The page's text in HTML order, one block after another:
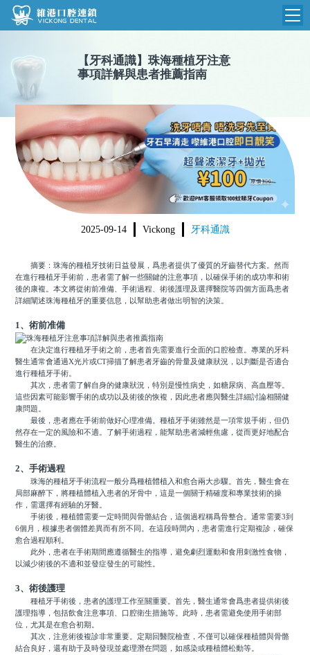
維港首頁
品牌介紹
環境設備
醫院新聞
收費標準
N
收費總表
植牙收費
根管收費
美學收費
箍牙收費
醫生團隊
門診時間
【 牙科通識】 珠海種植牙注意
事項詳解與患者推薦指南
2025-09-14 Vickong 牙科通識
摘要：珠海的種植牙技術日益發展，爲患者提供了優質的牙齒替代方案。然而
在進行種植牙手術前，患者需了解一些關鍵的注意事項，以確保手術的成功率和術
後的康複。本文將從術前准備、手術過程、術後護理及選擇醫院等四個方面爲患者
詳細闡述珠海種植牙的重要信息，以幫助患者做出明智的決策。
1、術前准備
在決定進行種植牙手術之前，患者首先需要進行全面的口腔檢查。專業的牙科
醫生通常會通過X光片或CT掃描了解患者牙齒的骨量及健康狀況，以判斷是否適合
進行種植牙手術。
其次，患者需了解自身的健康狀況，特別是慢性病史，如糖尿病、高血壓等。
這些因素可能影響手術的成功以及術後的恢複，因此患者應與醫生詳細討論相關健
康問題。
最後，患者應在手術前做好心理准備。種植牙手術雖然是一項常規手術，但仍
然存在一定的風險和不適。了解手術過程，能幫助患者減輕焦慮，從而更好地配合
醫生的治療。
2、手術過程
珠海的種植牙手術流程一般分爲種植體植入和愈合兩大步驟。首先，醫生會在
局部麻醉下，將種植體植入患者的牙骨中，這是一個關于精確度和專業技術的操
作，需選擇有經驗的牙醫。
手術後，種植體需要一定時間與骨骼結合，這個過程稱爲骨整合。通常需要3到
6個月，根據患者個體差異而有所不同。在這段時間內，患者需進行定期複診，確保
愈合過程順利。
此外，患者在手術期間應遵循醫生的指導，避免劇烈運動和食用刺激性食物，
以減少術後的不適和並發症發生的可能性。
3、術後護理
種植牙手術後，患者的護理工作至關重要。首先，醫生通常會爲患者提供術後
護理指導，包括飲食注意事項、口腔衛生措施等。此時，患者需避免使用手術部
位，尤其是在愈合初期。
其次，注意術後複診非常重要。定期回醫院檢查，不僅可以確保種植體與骨骼
結合良好，還有助于及時發現並處理潛在問題，如感染或種植體松動等。